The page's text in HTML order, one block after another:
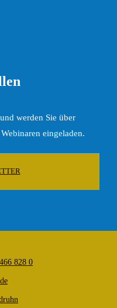
werden Sie über
eingeladen.
828 0